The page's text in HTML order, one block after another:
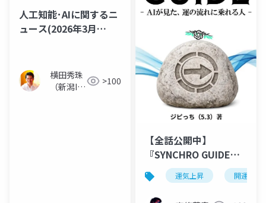
人工知能･AIに関するニ
ュース(2026年3月
横田秀珠
（新潟IT
>100
【全話公開中】
『SYNCHRO GUIDE』
（シンクロ・ガイド）-
AIが見た、運の流れに
乗れる人 –
運気上昇 開運